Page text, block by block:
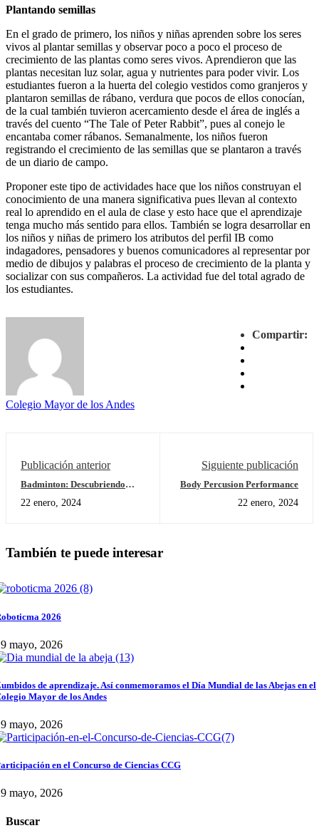
Plantando semillas
En el grado de primero, los niños y niñas aprenden sobre los seres
vivos al plantar semillas y observar poco a poco el proceso de
crecimiento de las plantas como seres vivos. Aprendieron que las
plantas necesitan luz solar, agua y nutrientes para poder vivir. Los
estudiantes fueron a la huerta del colegio vestidos como granjeros y
plantaron semillas de rábano, verdura que pocos de ellos conocían,
de la cual también tuvieron acercamiento desde el área de inglés a
través del cuento “The Tale of Peter Rabbit”, pues al conejo le
encantaba comer rábanos. Semanalmente, los niños fueron
registrando el crecimiento de las semillas que se plantaron a través
de un diario de campo.
Proponer este tipo de actividades hace que los niños construyan el
conocimiento de una manera significativa pues llevan al contexto
real lo aprendido en el aula de clase y esto hace que el aprendizaje
tenga mucho más sentido para ellos. También se logra desarrollar en
los niños y niñas de primero los atributos del perfil IB como
indagadores, pensadores y buenos comunicadores al representar por
medio de dibujos y palabras el proceso de crecimiento de la planta y
socializar con sus compañeros. La actividad fue del total agrado de
los estudiantes.
Compartir:
Colegio Mayor de los Andes
Publicación anterior
Badminton: Descubriendo
22 enero, 2024
Siguiente publicación
Body Percusion Performance
22 enero, 2024
También te puede interesar
2026
mayo, 2026
de aprendizaje. Así conmemoramos el Día Mundial de las Abejas en el
Mayor de los Andes
mayo, 2026
en el Concurso de Ciencias CCG
mayo, 2026
Buscar